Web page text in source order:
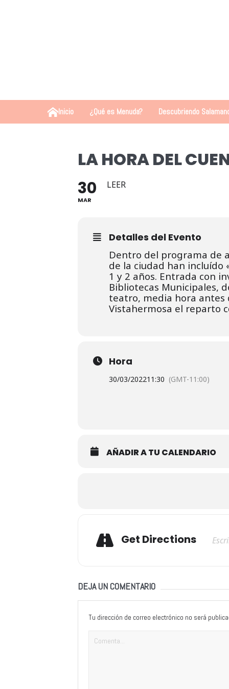
Inicio ¿Qué es Menuda? Descubriendo
LA HORA DEL
30
MAR
LEER
Detalles del Evento
Dentro del programa de
de la ciudad han incluído
1 y 2 años. Entrada con
Bibliotecas Municipales,
teatro, media hora antes
Vistahermosa el reparto
Hora
30/03/202211:30 (GMT-11:00)
AÑADIR A TU CALENDARIO
Get Directions
DEJA UN COMENTARIO
Tu dirección de correo electrónico no será